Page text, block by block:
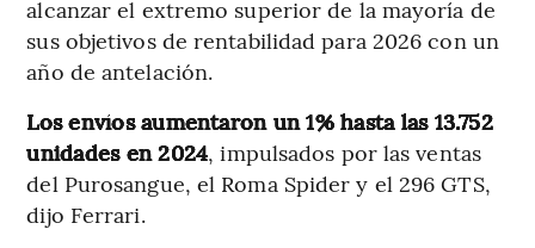
alcanzar el extremo superior de la mayoría de
sus objetivos de rentabilidad para 2026 con un
año de antelación.
Los envíos aumentaron un 1% hasta las 13.752
unidades en 2024, impulsados por las ventas
del Purosangue, el Roma Spider y el 296 GTS,
dijo Ferrari.